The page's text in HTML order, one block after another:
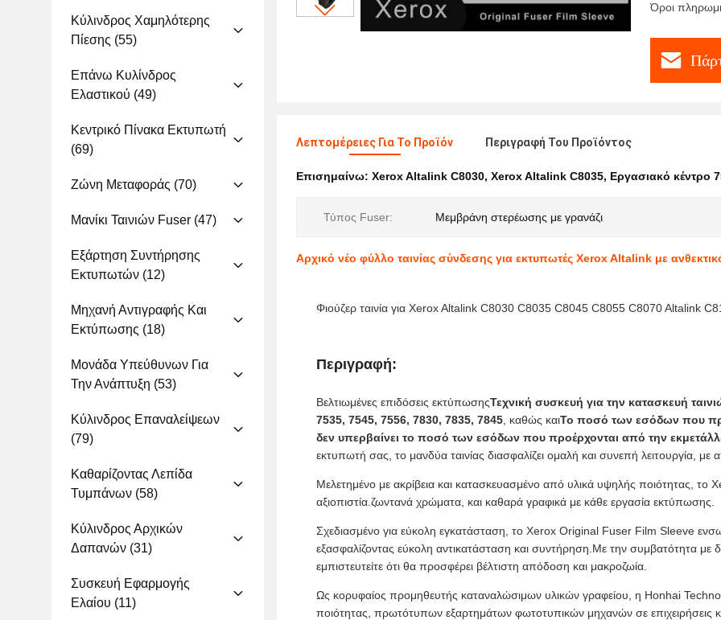
Κύλινδρος Χαμηλότερης
Πίεσης (55)
Επάνω Κυλίνδρος
Ελαστικού (49)
Κεντρικό Πίνακα Εκτυπωτή
(69)
Ζώνη Μεταφοράς (70)
Μανίκι Ταινιών Fuser (47)
Εξάρτηση Συντήρησης
Εκτυπωτών (12)
Μηχανή Αντιγραφής Και
Εκτύπωσης (18)
Μονάδα Υπεύθυνων Για
Την Ανάπτυξη (53)
Κύλινδρος Επαναλείψεων
(79)
Καθαρίζοντας Λεπίδα
Τυμπάνων (58)
Κύλινδρος Αρχικών
Δαπανών (31)
Συσκευή Εφαρμογής
Ελαίου (11)
Όροι
Λεπτομέρειες Για Το Προϊόν Περιγραφή Του Προϊόντος
Επισημαίνω: Xerox Altalink C8030, Xerox Altalink C8035, Εργασιακό κέντρο
Τύπος Fuser: Μεμβράνη στερέωσης με γρανάζι
Αρχικό νέο φύλλο ταινίας σύνδεσης για εκτυπωτές Xerox Altalink με
Φιούζερ ταινία για Xerox Altalink C8030 C8035 C8045 C8055 C8070 Altalink
Περιγραφή:
Βελτιωμένες επιδόσεις εκτύπωσηςΤεχνική συσκευή για την κατασκευή
7535, 7545, 7556, 7830, 7835, 7845 , καθώς καιΤο ποσό των εσόδων που
δεν υπερβαίνει το ποσό των εσόδων που προέρχονται από την
εκτυπωτή σας, το μανδύα ταινίας διασφαλίζει ομαλή και συνεπή λειτουργία,
Μελετημένο με ακρίβεια και κατασκευασμένο από υλικά υψηλής ποιότητας,
αξιοπιστία.ζωντανά χρώματα, και καθαρά γραφικά με κάθε εργασία εκτύπωσης.
Σχεδιασμένο για εύκολη εγκατάσταση, το Xerox Original Fuser Film Sleeve
εξασφαλίζοντας εύκολη αντικατάσταση και συντήρηση.Με την συμβατότητα με
εμπιστευτείτε ότι θα προσφέρει βέλτιστη απόδοση και μακροζωία.
Ως κορυφαίος προμηθευτής καταναλώσιμων υλικών γραφείου, η Honhai
ποιότητας, πρωτότυπων εξαρτημάτων φωτοτυπικών μηχανών σε